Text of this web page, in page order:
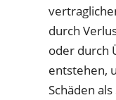
durch
oder durch
entstehen,
Schäden